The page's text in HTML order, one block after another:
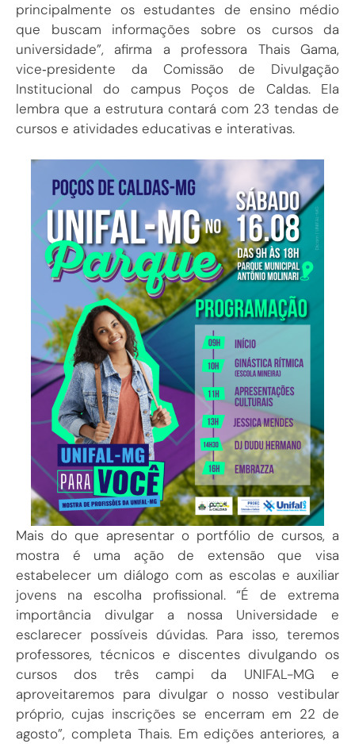
principalmente os estudantes de ensino médio
que buscam informações sobre os cursos da
universidade”, afirma a professora Thais Gama,
vice‑presidente da Comissão de Divulgação
Institucional do campus Poços de Caldas. Ela
lembra que a estrutura contará com 23 tendas de
cursos e atividades educativas e interativas.
Mais do que apresentar o portfólio de cursos, a
mostra é uma ação de extensão que visa
estabelecer um diálogo com as escolas e auxiliar
jovens na escolha profissional. “É de extrema
importância divulgar a nossa Universidade e
esclarecer possíveis dúvidas. Para isso, teremos
professores, técnicos e discentes divulgando os
cursos dos três campi da UNIFAL-MG e
aproveitaremos para divulgar o nosso vestibular
próprio, cujas inscrições se encerram em 22 de
agosto”, completa Thais. Em edições anteriores, a